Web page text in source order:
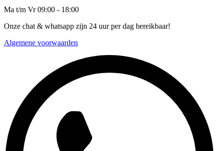
Ma t/m Vr 09:00 - 18:00
Onze chat & whatsapp zijn 24 uur per dag bereikbaar!
Algemene voorwaarden